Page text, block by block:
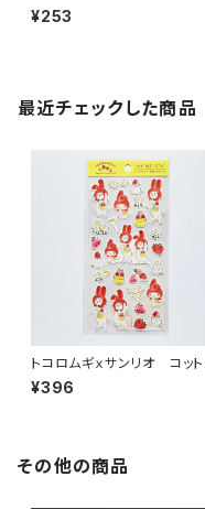
シール 82794 くまたち グ
ーン
¥253
最近チェックした商品
トコロムギｘサンリオ コット
シール マイメロディ
¥396
その他の商品